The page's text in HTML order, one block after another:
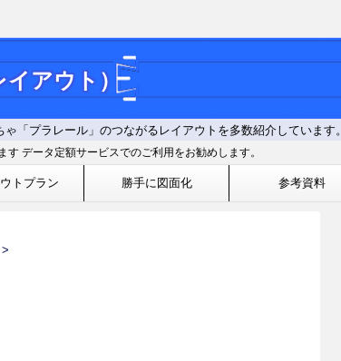
イアウト）
「プラレール」のつながるレイアウトを多数紹介しています。
データ定額サービスでのご利用をお勧めします。
トプラン 勝手に図面化 参考資料
>